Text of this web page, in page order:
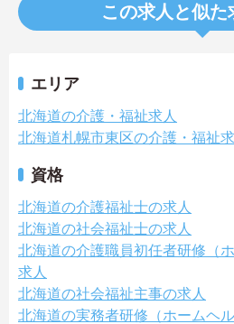
この求人と似た
エリア
北海道の介護・福祉求人
北海道札幌市東区の介護・福祉
資格
北海道の介護福祉士の求人
北海道の社会福祉士の求人
北海道の介護職員初任者研修（
求人
北海道の社会福祉主事の求人
北海道の実務者研修（ホームヘ